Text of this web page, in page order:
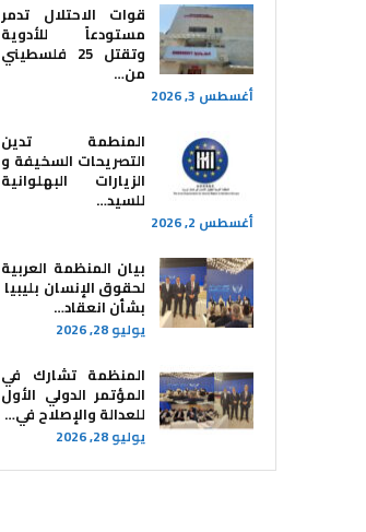
قوات الاحتلال تدمر
مستودعاً للأدوية
وتقتل 25 فلسطيني
من…
أغسطس 3, 2026
المنطمة تدين
التصريحات السخيفة و
الزيارات البهلوانية
للسيد…
أغسطس 2, 2026
بيان المنظمة العربية
لحقوق الإنسان بليبيا ​
بشأن انعقاد…
يوليو 28, 2026
المنظمة تشارك في
المؤتمر الدولي الأول
للعدالة والإصلاح في…
يوليو 28, 2026